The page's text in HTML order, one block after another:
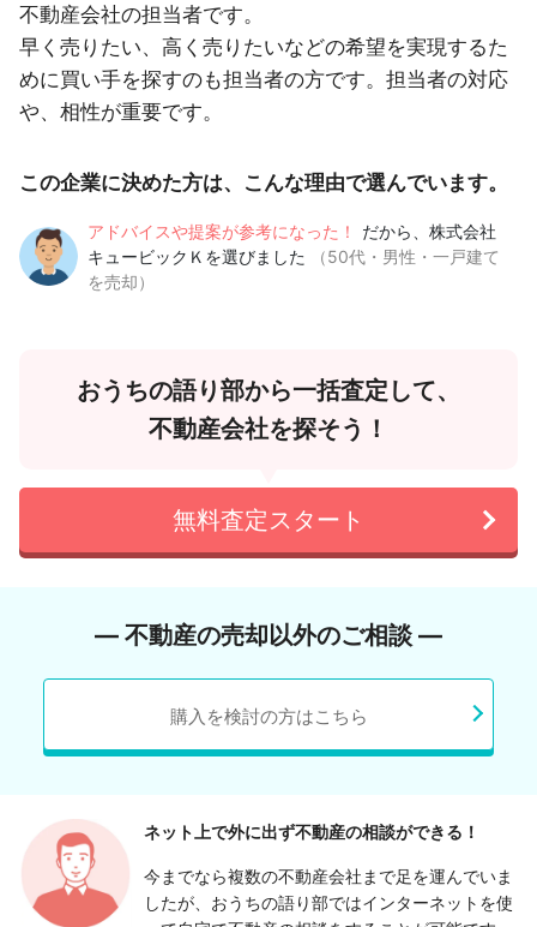
不動産会社の担当者です。
早く売りたい、高く売りたいなどの希望を実現するた
めに買い手を探すのも担当者の方です。担当者の対応
や、相性が重要です。
この企業に決めた方は、こんな理由で選んでいます。
アドバイスや提案が参考になった！
だから、株式会社
キュービックＫを選びました
（50代・男性・一戸建て
を売却）
おうちの語り部から一括査定して、
不動産会社を探そう！
無料査定スタート
― 不動産の売却以外のご相談 ―
購入を検討の方はこちら
ネット上で外に出ず不動産の相談ができる！
今までなら複数の不動産会社まで足を運んでいま
したが、おうちの語り部ではインターネットを使